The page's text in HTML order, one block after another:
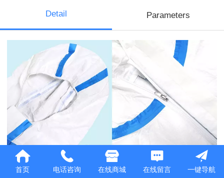
Detail Parameters
首页 电话咨询 在线商城 在线留言 一键导航